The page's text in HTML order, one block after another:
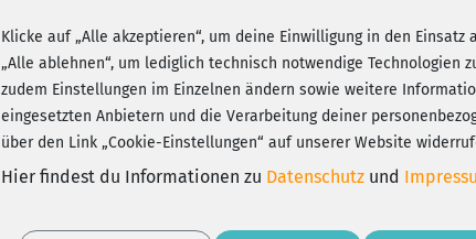
Klicke auf „Alle akzeptieren“, um deine Einwilligung in den
„Alle ablehnen“, um lediglich technisch notwendige Technologien
zudem Einstellungen im Einzelnen ändern sowie weitere
eingesetzten Anbietern und die Verarbeitung deiner
über den Link „Cookie-Einstellungen“ auf unserer Website
Hier findest du Informationen zu Datenschutz und